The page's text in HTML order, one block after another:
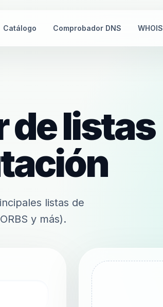
Catálogo Comprobador DNS WHOIS
de listas
listas de
y más).